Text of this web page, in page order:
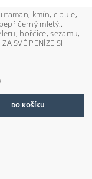
kmín, cibule,
černý mletý,.
hořčice, sezamu,
SVÉ PENÍZE SI